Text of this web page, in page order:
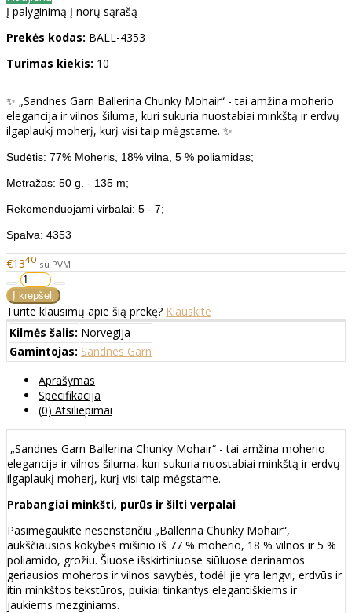
Į palyginimą Į norų sąrašą
Prekės kodas: BALL-4353
Turimas kiekis: 10
✨ „Sandnes Garn Ballerina Chunky Mohair“ - tai amžina moherio
elegancija ir vilnos šiluma, kuri sukuria nuostabiai minkštą ir erdvų
ilgaplaukį moherį, kurį visi taip mėgstame. ✨
Sudėtis: 77% Moheris, 18% vilna, 5 % poliamidas;
Metražas: 50 g. - 135 m;
Rekomenduojami virbalai: 5 - 7;
Spalva: 4353
€1340 su PVM
Turite klausimų apie šią prekę? Klauskite
Kilmės šalis: Norvegija
Gamintojas: Sandnes Garn
Aprašymas
Specifikacija
(0) Atsiliepimai
„Sandnes Garn Ballerina Chunky Mohair“ - tai amžina moherio
elegancija ir vilnos šiluma, kuri sukuria nuostabiai minkštą ir erdvų
ilgaplaukį moherį, kurį visi taip mėgstame.
Prabangiai minkšti, purūs ir šilti verpalai
Pasimėgaukite nesenstančiu „Ballerina Chunky Mohair“,
aukščiausios kokybės mišinio iš 77 % moherio, 18 % vilnos ir 5 %
poliamido, grožiu. Šiuose išskirtiniuose siūluose derinamos
geriausios moheros ir vilnos savybės, todėl jie yra lengvi, erdvūs ir
itin minkštos tekstūros, puikiai tinkantys elegantiškiems ir
jaukiems mezginiams.